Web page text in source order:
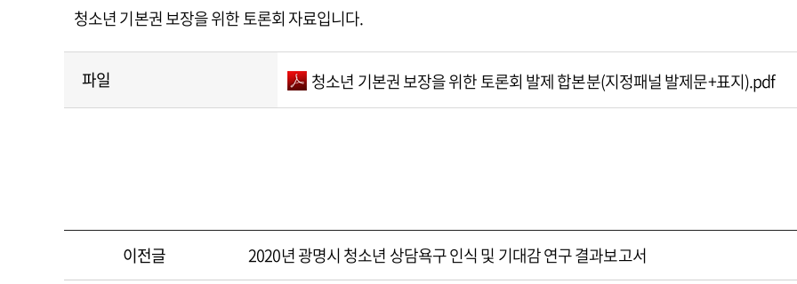
청소년 기본권 보장을 위한 토론회 자료입니다.
파일 청소년 기본권 보장을 위한 토론회 발제 합본분(지정패널 발제문+표지).pdf
이전글 2020년 광명시 청소년 상담욕구 인식 및 기대감 연구 결과보고서